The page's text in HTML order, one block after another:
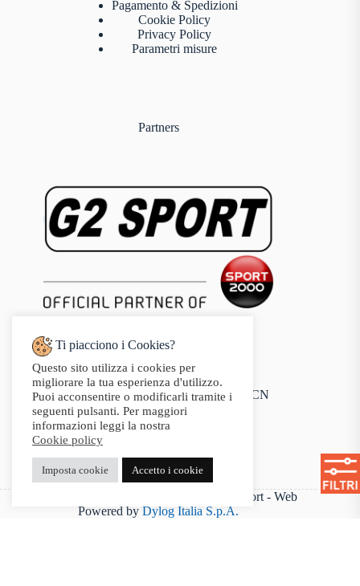
Pagamento & Spedizioni
Cookie Policy
Privacy Policy
Parametri misure
Partners
Indirizzo:
Via Audisio, 26, 12042 Bra CN
Telefono:
0172 412 414
Fax:
0172412414
P.IVA 03542250042 - Copyright 2025 G2Sport - Web
Powered byDylog Italia S.p.A.
Ti piacciono i Cookies?
Questo sito utilizza i cookies per
migliorare la tua esperienza d'utilizzo.
Puoi acconsentire o modificarli tramite i
seguenti pulsanti. Per maggiori
informazioni leggi la nostra
Cookie policy
Imposta cookie Accetto i cookie